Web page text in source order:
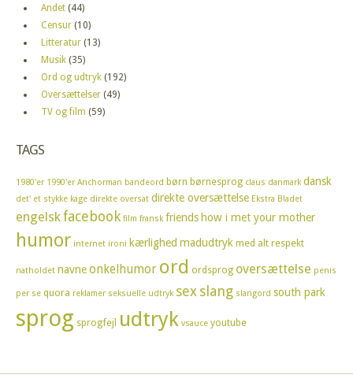
Andet (44)
Censur (10)
Litteratur (13)
Musik (35)
Ord og udtryk (192)
Oversættelser (49)
TV og film (59)
TAGS
1980'er 1990'er Anchorman bandeord børn børnesprog claus danmark dansk
det' et stykke kage direkte oversat direkte oversættelse Ekstra Bladet
engelskfacebook film fransk friends how i met your mother
humor internet ironi kærlighed madudtryk med alt respekt
natholdet navneonkelhumor ord ordsprog oversættelse penis
per se quora reklamer seksuelle udtryk sexslang slangord south park
sprog sprogfejl udtryk vsauce youtube